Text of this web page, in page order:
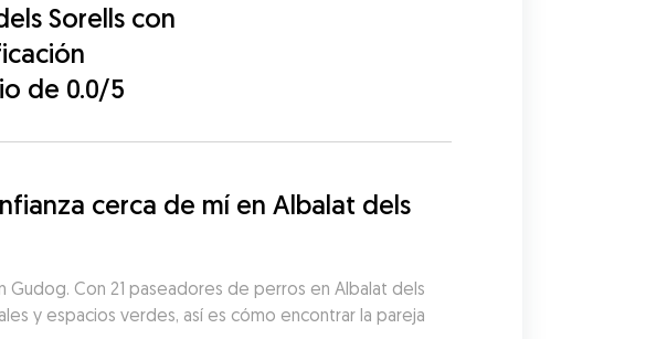
Sorells con
de 0.0/5
cerca de mí en Albalat dels
Con 21 paseadores de perros en Albalat dels
y espacios verdes, así es cómo encontrar la pareja